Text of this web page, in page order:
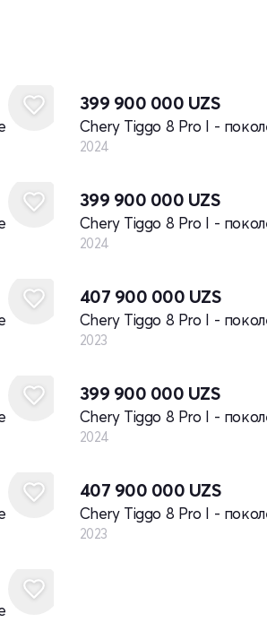
399 900 000 UZS
Chery Tiggo 8 Pro I -
2024
399 900 000 UZS
Chery Tiggo 8 Pro I -
2024
407 900 000 UZS
Chery Tiggo 8 Pro I -
2023
399 900 000 UZS
Chery Tiggo 8 Pro I -
2024
407 900 000 UZS
Chery Tiggo 8 Pro I -
2023